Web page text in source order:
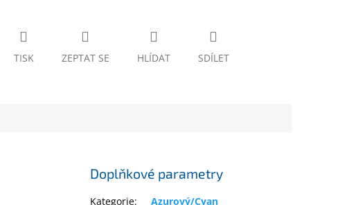
TISK ZEPTAT SE HLÍDAT SDÍLET
Doplňkové parametry
Kategorie:
Azurový/Cyan